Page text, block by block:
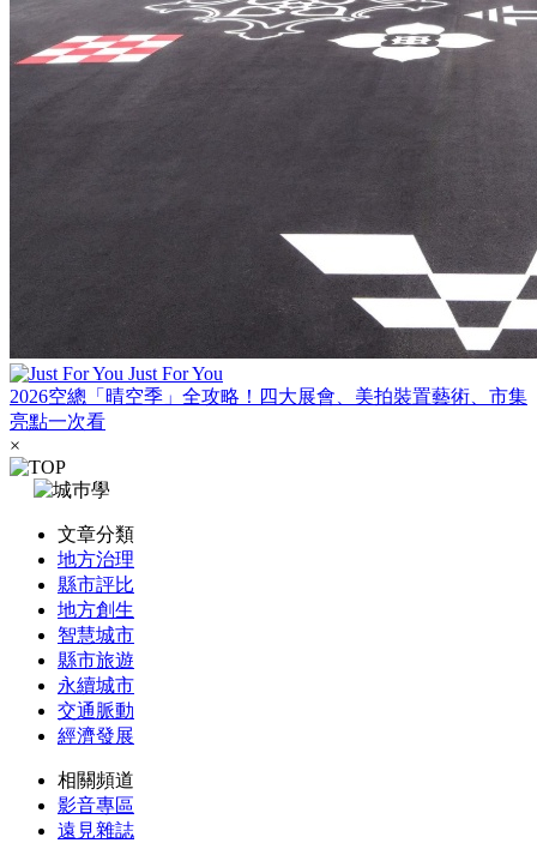
Just For You
2026空總「晴空季」全攻略！四大展會、美拍裝置藝術、市集
亮點一次看
×
文章分類
地方治理
縣市評比
地方創生
智慧城市
縣市旅遊
永續城市
交通脈動
經濟發展
相關頻道
影音專區
遠見雜誌